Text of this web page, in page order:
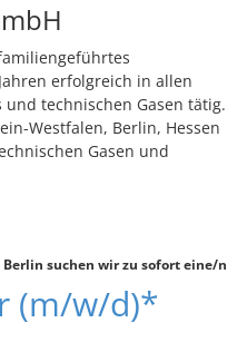
erfolgreich in allen
und technischen Gasen tätig.
Westfalen, Berlin, Hessen
Gasen und
suchen wir zu sofort eine/n
(m/w/d)*